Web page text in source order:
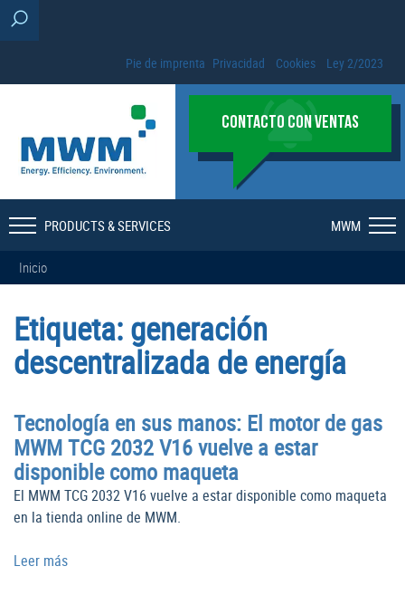
Pie de imprenta Privacidad Cookies Ley 2/2023
CONTACTO CON VENTAS
PRODUCTS & SERVICES MWM
Inicio
Etiqueta:generación
descentralizada de energía
Tecnología en sus manos: El motor de gas
MWM TCG 2032 V16 vuelve a estar
disponible como maqueta
El MWM TCG 2032 V16 vuelve a estar disponible como maqueta
en la tienda online de MWM.
Leer más